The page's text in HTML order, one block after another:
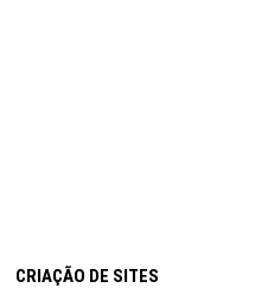
CRIAÇÃO DE SITES